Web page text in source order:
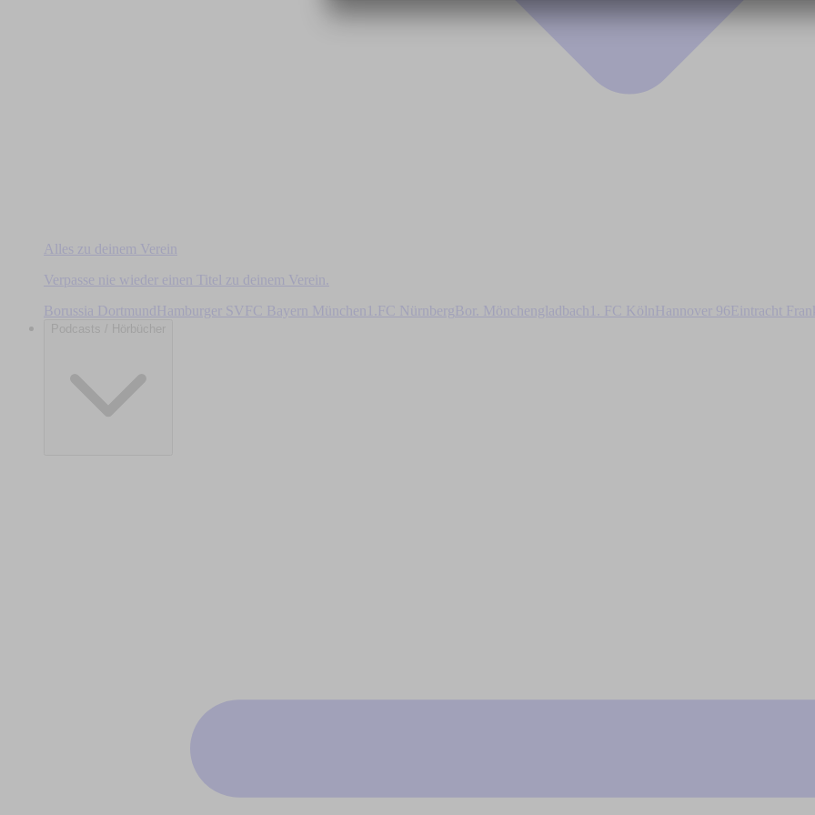
Alles zu deinem Verein
Verpasse nie wieder einen Titel zu deinem Verein.
Borussia DortmundHamburger SV FC Bayern München 1.FC Nürnberg Bor. Mönchengladbach 1. FC Köln Hannover 96Eintracht
Podcasts / Hörbücher